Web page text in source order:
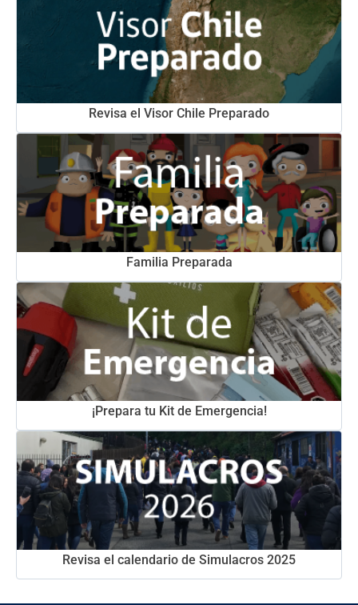
Revisa el Visor Chile Preparado
Familia Preparada
¡Prepara tu Kit de Emergencia!
Revisa el calendario de Simulacros 2025